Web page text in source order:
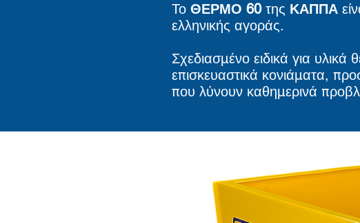
Το ΘΕΡΜΟ 60της ΚΑΠΠΑ
ελληνικής αγοράς.
Σχεδιασμένο ειδικά για
επισκευαστικά κονιάματα,
που λύνουν καθημερινά